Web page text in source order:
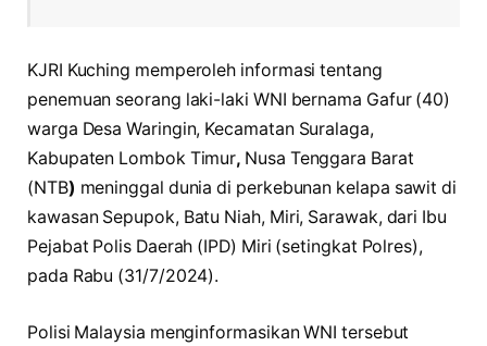
KJRI Kuching memperoleh informasi tentang
penemuan seorang laki-laki WNI bernama Gafur (40)
warga Desa Waringin, Kecamatan Suralaga,
Kabupaten Lombok Timur, Nusa Tenggara Barat
(NTB) meninggal dunia di perkebunan kelapa sawit di
kawasan Sepupok, Batu Niah, Miri, Sarawak, dari Ibu
Pejabat Polis Daerah (IPD) Miri (setingkat Polres),
pada Rabu (31/7/2024).
Polisi Malaysia menginformasikan WNI tersebut